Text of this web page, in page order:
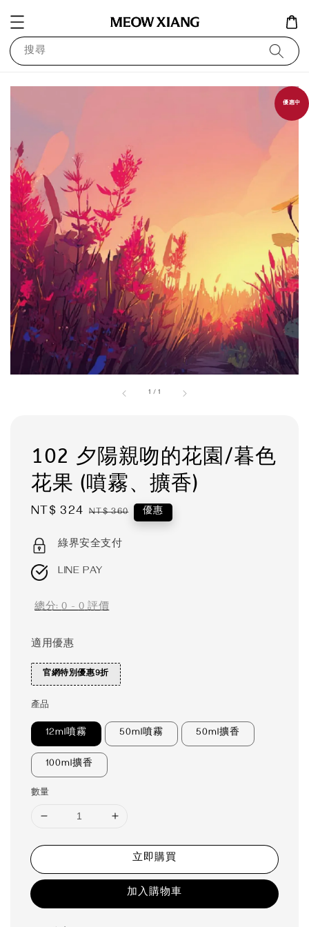
搜尋
1 /1
優惠中
102 夕陽親吻的花園/暮色
花果 (噴霧、擴香)
Sale
NT$ 324 Regular
NT$ 360 優惠
綠界安全支付
LINE PAY
總分:0-0評價
適用優惠
官網特別優惠9折
產品
12ml噴霧 50ml噴霧 50ml擴香
100ml擴香
數量
立即購買
加入購物車